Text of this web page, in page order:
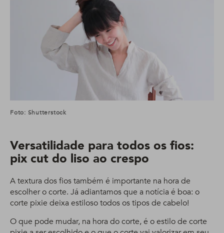
Foto: Shutterstock
Versatilidade para todos os fios:
pix cut do liso ao crespo
A textura dos fios também é importante na hora de
escolher o corte. Já adiantamos que a notícia é boa: o
corte pixie deixa estiloso todos os tipos de cabelo!
O que pode mudar, na hora do corte, é o estilo de corte